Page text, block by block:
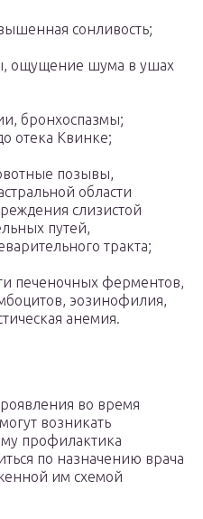
сонливость;
ощущение шума в ушах
бронхоспазмы;
отека Квинке;
позывы,
области
слизистой
путей,
тракта;
печеночных ферментов,
эозинофилия,
анемия.
во время
возникать
профилактика
по назначению врача
им схемой